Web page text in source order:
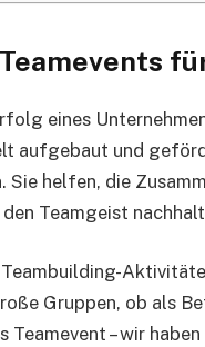
eines
aufgebaut und
Sie helfen, die
Teamgeist
Gruppen, ob als
– wir